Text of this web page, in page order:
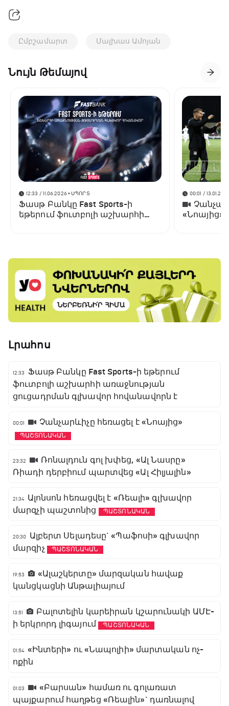
Ըմբշամարտ Մալխաս Ամոյան
Նույն Թեմայով
12:33 / 11.06.2026• ՍՊՈՐՏ
Ֆասթ Բանկը Fast Sports-ի
եթերում ֆուտբոլի աշխարհի
00:01 /
«Նոայից»
Լրահոս
12:33
Ֆասթ Բանկը Fast Sports-ի եթերում
ֆուտբոլի աշխարհի առաջնության
ցուցադրման գլխավոր հովանավորն է
00:01 Չանչարևիչը հեռացել է «Նոայից»
ՊԱՇՏՈՆԱԿԱՆ
23:32
Ռոնալդուն գոլ խփեց, «Ալ Նասրը»
Ռիադի դերբիում պարտվեց «Ալ Հիլյալին»
21:34 Ալոնսոն հեռացվել է «Ռեալի» գլխավոր
մարզչի պաշտոնից
ՊԱՇՏՈՆԱԿԱՆ
20:30
Ալբերտ Սելադեսը` «Պաֆոսի» գլխավոր
մարզիչ
ՊԱՇՏՈՆԱԿԱՆ
19:53
«Ալաշկերտը» մարզական հավաք
կանցկացնի Անթալիայում
13:51
Բալոտելին կարեիրան կշարունակի ԱՄԷ-
ի երկրորդ լիգայում
ՊԱՇՏՈՆԱԿԱՆ
01:54 «Ինտերի» ու «Նապոլիի» մարտական ոչ-
ոքին
01:03
«Բարսան» համառ ու գոլառատ
պայքարում հաղթեց «Ռեալին»` դառնալով